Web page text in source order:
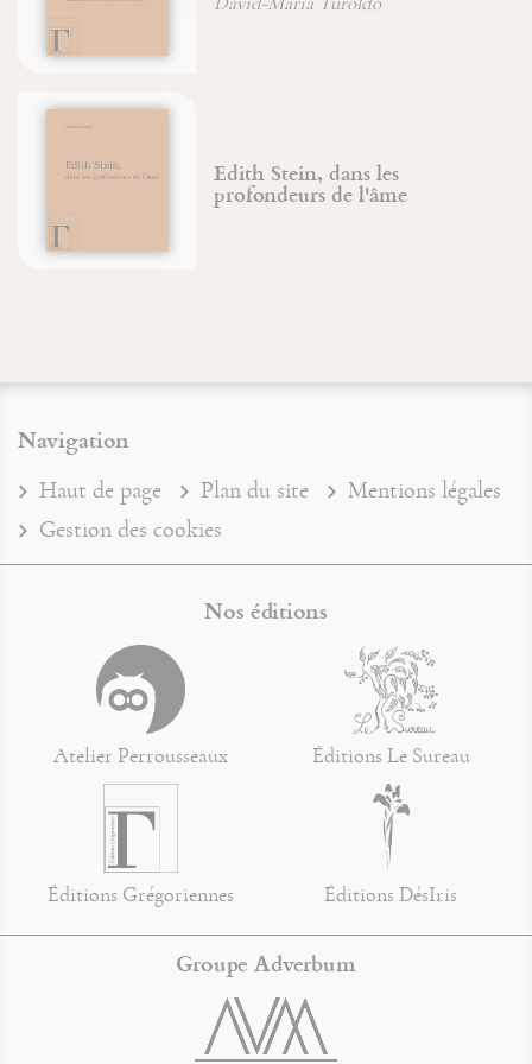
Edith Stein, dans les
profondeurs de l'âme
Navigation
Haut de page Plan du site
Mentions légales
Gestion des cookies
Nos éditions
Atelier Perrousseaux Éditions Le Sureau
Éditions Grégoriennes Éditions DésIris
Groupe Adverbum